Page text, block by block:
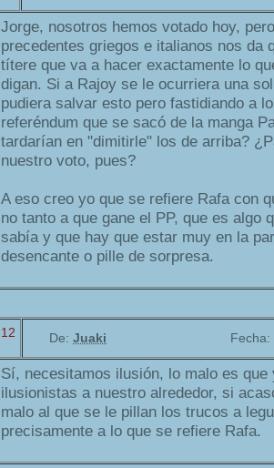
Jorge, nosotros hemos votado hoy,
precedentes griegos e italianos nos da
títere que va a hacer exactamente lo
digan. Si a Rajoy se le ocurriera una
pudiera salvar esto pero fastidiando a
referéndum que se sacó de la manga
tardarían en "dimitirle" los de arriba?
nuestro voto, pues?
A eso creo yo que se refiere Rafa con
no tanto a que gane el PP, que es algo
sabía y que hay que estar muy en la
desencante o pille de sorpresa.
12 De: Juaki Fecha:
Sí, necesitamos ilusión, lo malo es que
ilusionistas a nuestro alrededor, si
malo al que se le pillan los trucos a
precisamente a lo que se refiere Rafa.